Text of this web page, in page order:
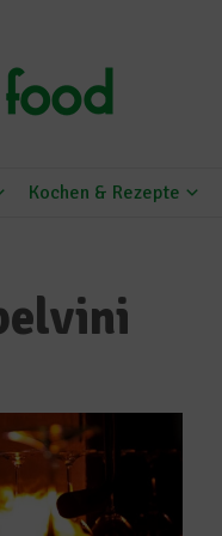
Kochen & Rezepte